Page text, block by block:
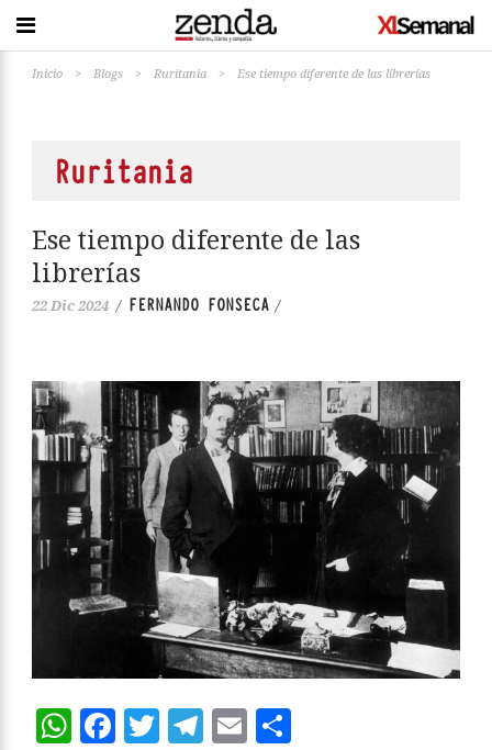
Inicio > Blogs > Ruritania > Ese tiempo diferente de las librerías
Ruritania
Ese tiempo diferente de las
librerías
22 Dic 2024 / FERNANDO FONSECA /
WhatsApp
Facebook
Twitter
Telegram
Email